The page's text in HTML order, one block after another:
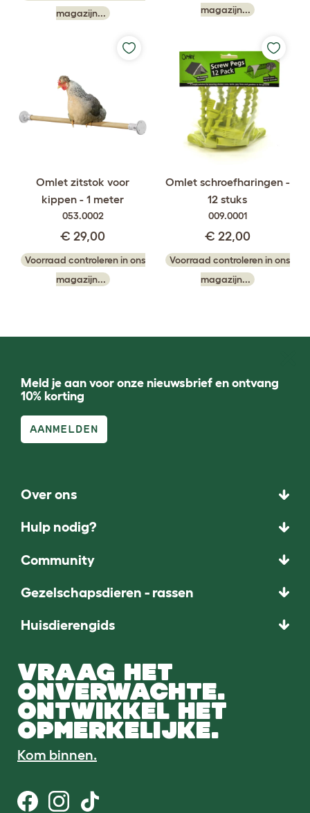
magazijn...
magazijn...
Omlet zitstok voor
kippen - 1 meter
053.0002
€ 29,00
Voorraad controleren in ons
magazijn...
Omlet schroefharingen -
12 stuks
009.0001
€ 22,00
Voorraad controleren in ons
magazijn...
Meld je aan voor onze nieuwsbrief en ontvang
10% korting
AANMELDEN
Over ons
Hulp nodig?
Community
Gezelschapsdieren - rassen
Huisdierengids
VRAAG HET
ONVERWACHTE.
ONTWIKKEL HET
OPMERKELIJKE.
Kom binnen.